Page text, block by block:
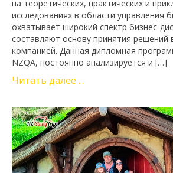
на теоретических, практических и
исследованиях в области управления
охватывает широкий спектр бизнес-
составляют основу принятия решений
компанией. Данная дипломная
NZQA, постоянно анализируется и […]
Читать далее ...